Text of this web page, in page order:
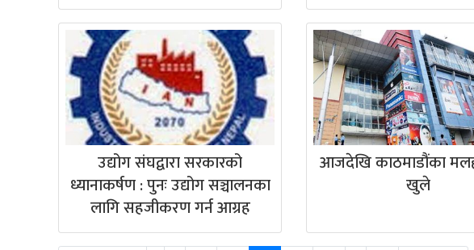
उद्योग संघद्वारा सरकारको
ध्यानाकर्षण : पुनः उद्योग सञ्चालनका
लागि सहजीकरण गर्न आग्रह
आजदेखि काठमाडौंका
खुले